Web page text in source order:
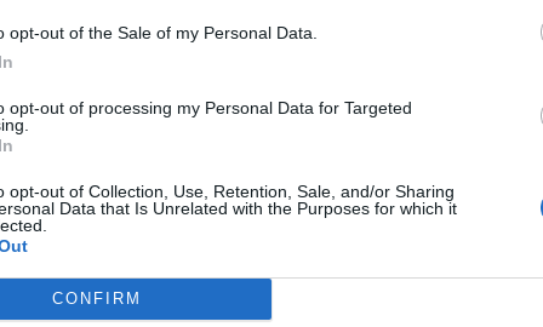
opt-out of the Sale of my Personal Data.
opt-out of processing my Personal Data for Targeted
opt-out of Collection, Use, Retention, Sale, and/or Sharing
Data that Is Unrelated with the Purposes for which it
CONFIRM
com 20 anos de idade, foi abordado no
e, ao ser submetido ao teste de
sangue de 1,50 gramas por litro.